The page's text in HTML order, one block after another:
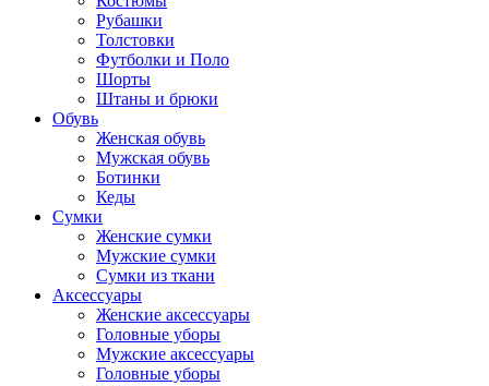
Рубашки
Толстовки
Футболки и Поло
Шорты
Штаны и брюки
Обувь
Женская обувь
Мужская обувь
Ботинки
Кеды
Сумки
Женские сумки
Мужские сумки
Сумки из ткани
Аксессуары
Женские аксессуары
Головные уборы
Мужские аксессуары
Головные уборы